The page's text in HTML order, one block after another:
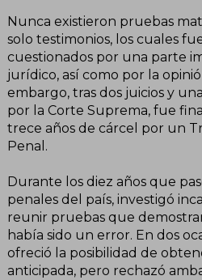
Nunca existieron pruebas
solo testimonios, los cuales
cuestionados por una parte
jurídico, así como por la
embargo, tras dos juicios y
por la Corte Suprema, fue
trece años de cárcel por un
Penal.
Durante los diez años que
penales del país, investigó
reunir pruebas que
había sido un error. En dos
ofreció la posibilidad de
anticipada, pero rechazó